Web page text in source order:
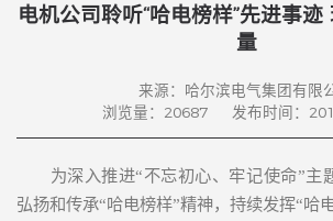
电机公司聆听“哈电榜样”先进事
量
来源：哈尔滨电气集团有限
浏览量： 20687 发布时间：
为深入推进“不忘初心、牢记使命”主
弘扬和传承“哈电榜样”精神，持续发挥“哈